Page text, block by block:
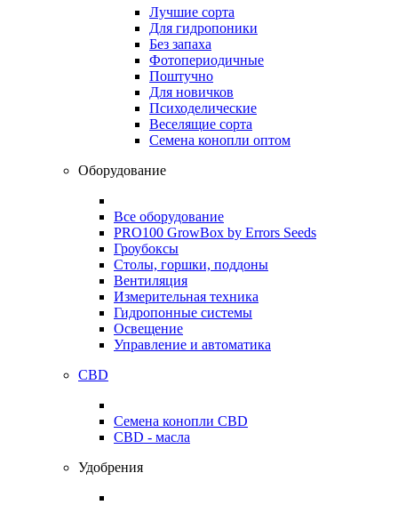
Лучшие сорта
Для гидропоники
Без запаха
Фотопериодичные
Поштучно
Для новичков
Психоделические
Веселящие сорта
Семена конопли оптом
Оборудование
Все оборудование
PRO100 GrowBox by Errors Seeds
Гроубоксы
Столы, горшки, поддоны
Вентиляция
Измерительная техника
Гидропонные системы
Освещение
Управление и автоматика
CBD
Семена конопли CBD
CBD - масла
Удобрения